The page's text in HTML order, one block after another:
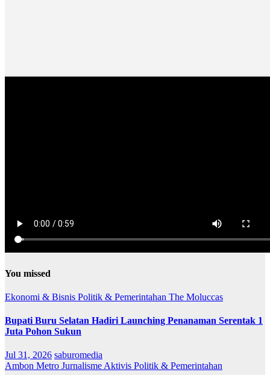
You missed
Ekonomi & Bisnis Politik & Pemerintahan The Moluccas
Bupati Buru Selatan Hadiri Launching Penanaman Serentak 1
Juta Pohon Sukun
Jul 31, 2026 saburomedia
Ambon Metro Jurnalisme Aktivis Politik & Pemerintahan